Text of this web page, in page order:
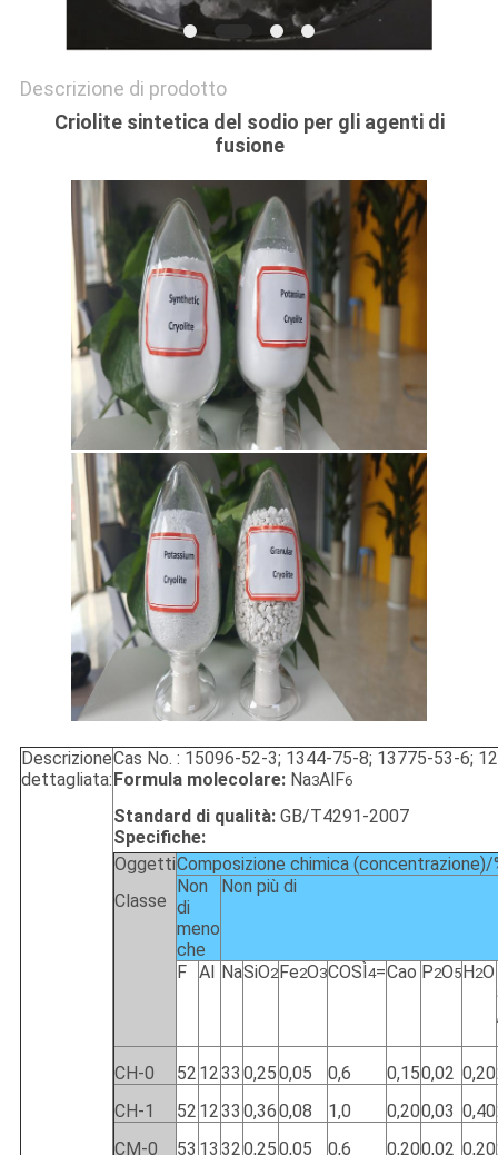
Descrizione di prodotto
Criolite sintetica del sodio per gli agenti di
fusione
Descrizione
dettagliata:
Cas No. : 15096-52-3; 1344-75-8; 13775-53-6;
Formula molecolare: Na3AlF6
Standard di qualità:GB/T4291-2007
Specifiche:
Oggetti
Classe
Composizione chimica (concentrazione)/
Non
di
meno
che
Non più di
F Al NaSiO2 Fe2O3COSÌ 4=Cao P2O5 H2O
CH-0
52 1233 0,250,05 0,6 0,150,02 0,20
CH-1
52 1233 0,360,08 1,0 0,200,03 0,40
CM-0
53 13 320,250,05 0,6 0,200,02 0,20